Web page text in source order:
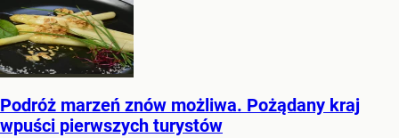
Podróż marzeń znów możliwa. Pożądany kraj
wpuści pierwszych turystów